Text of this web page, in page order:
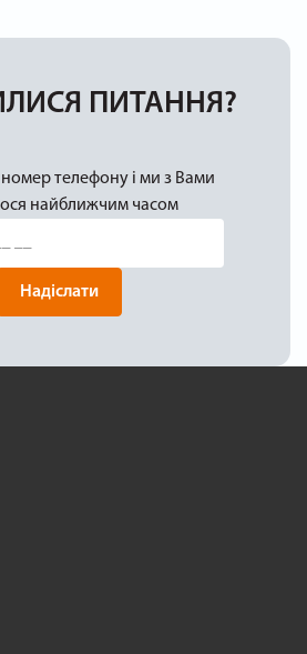
ПИТАННЯ?
номер телефону і ми з Вами
найближчим часом
Надіслати